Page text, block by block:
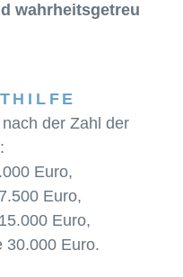
wahrheitsgetreu
der Zahl der
Euro,
Euro,
Euro,
30.000 Euro.